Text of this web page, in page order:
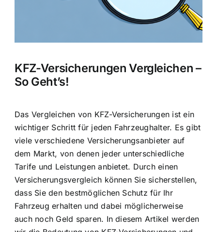
KFZ-Versicherungen Vergleichen –
So Geht’s!
Das Vergleichen von KFZ-Versicherungen ist ein
wichtiger Schritt für jeden Fahrzeughalter. Es gibt
viele verschiedene Versicherungsanbieter auf
dem Markt, von denen jeder unterschiedliche
Tarife und Leistungen anbietet. Durch einen
Versicherungsvergleich können Sie sicherstellen,
dass Sie den bestmöglichen Schutz für Ihr
Fahrzeug erhalten und dabei möglicherweise
auch noch Geld sparen. In diesem Artikel werden